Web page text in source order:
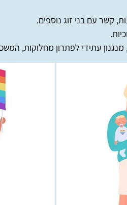
קשר עם בני זוג נוספים.
עתידי לפתרון מחלוקות,